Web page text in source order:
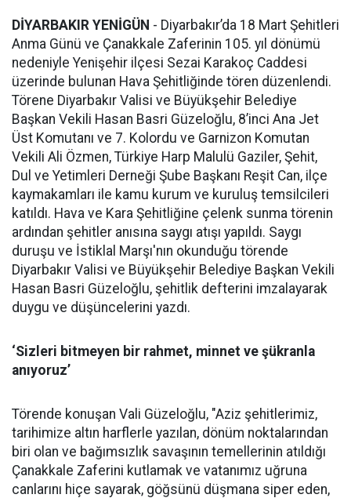
DİYARBAKIR YENİGÜN - Diyarbakır’da 18 Mart Şehitleri
Anma Günü ve Çanakkale Zaferinin 105. yıl dönümü
nedeniyle Yenişehir ilçesi Sezai Karakoç Caddesi
üzerinde bulunan Hava Şehitliğinde tören düzenlendi.
Törene Diyarbakır Valisi ve Büyükşehir Belediye
Başkan Vekili Hasan Basri Güzeloğlu, 8’inci Ana Jet
Üst Komutanı ve 7. Kolordu ve Garnizon Komutan
Vekili Ali Özmen, Türkiye Harp Malulü Gaziler, Şehit,
Dul ve Yetimleri Derneği Şube Başkanı Reşit Can, ilçe
kaymakamları ile kamu kurum ve kuruluş temsilcileri
katıldı. Hava ve Kara Şehitliğine çelenk sunma törenin
ardından şehitler anısına saygı atışı yapıldı. Saygı
duruşu ve İstiklal Marşı'nın okunduğu törende
Diyarbakır Valisi ve Büyükşehir Belediye Başkan Vekili
Hasan Basri Güzeloğlu, şehitlik defterini imzalayarak
duygu ve düşüncelerini yazdı.
‘Sizleri bitmeyen bir rahmet, minnet ve şükranla
anıyoruz’
Törende konuşan Vali Güzeloğlu, "Aziz şehitlerimiz,
tarihimize altın harflerle yazılan, dönüm noktalarından
biri olan ve bağımsızlık savaşının temellerinin atıldığı
Çanakkale Zaferini kutlamak ve vatanımız uğruna
canlarını hiçe sayarak, göğsünü düşmana siper eden,